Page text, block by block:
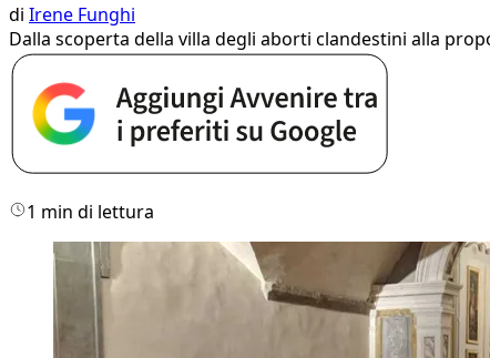
di Irene Funghi
Dalla scoperta della villa degli aborti clandestini alla
1 min di lettura